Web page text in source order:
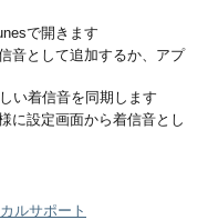
で開きます
音として追加するか、アプ
い着信音を同期します
に設定画面から着信音とし
ルサポート